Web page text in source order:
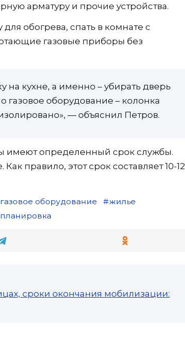
арматуру и прочие устройства.
обогрева, спать в комнате с
газовые приборы без
на кухне, а именно – убирать дверь
газовое оборудование – колонка
— объяснил Петров.
имеют определенный срок службы.
правило, этот срок составляет 10-12
газовое оборудование
жилье
сроки окончания мобилизации: